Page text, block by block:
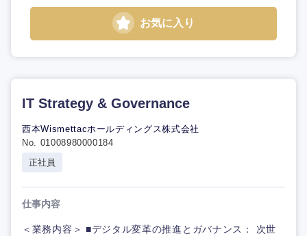
お気に入り
IT Strategy & Governance
西本Wismettacホールディングス株式会社
No. 01008980000184
正社員
仕事内容
＜業務内容＞ ■デジタル変革の推進とガバナンス： 次世